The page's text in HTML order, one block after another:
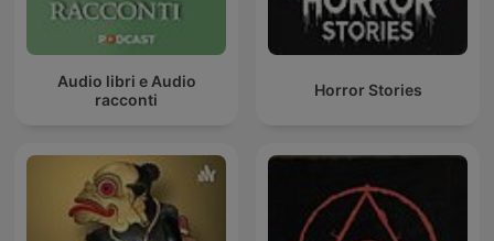
Audio libri e Audio
racconti
Horror Stories